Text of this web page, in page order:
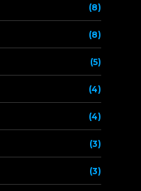
(8)
(8)
(5)
(4)
(4)
(3)
(3)